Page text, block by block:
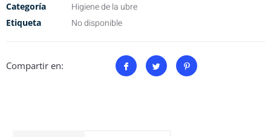
Categoría Higiene de la ubre
Etiqueta No disponible
Compartir en: